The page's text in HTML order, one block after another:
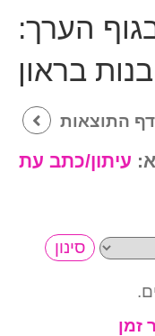
הערך:
בנות בראון
התוצאות
עיתון/כתב עת
זמן